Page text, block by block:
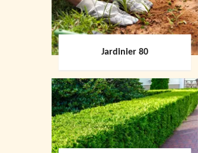
Jardinier 80